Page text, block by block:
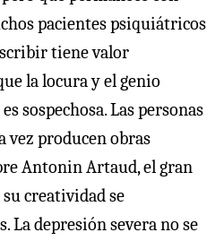
pacientes psiquiátricos
tiene valor
la locura y el genio
sospechosa. Las personas
vez producen obras
Antonin Artaud, el gran
creatividad se
La depresión severa no se